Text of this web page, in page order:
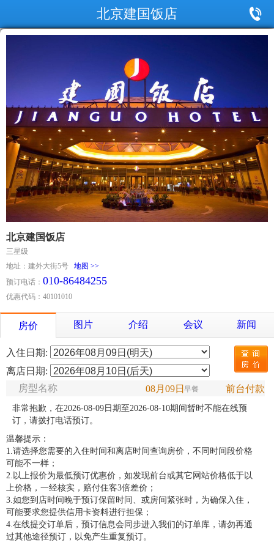
北京建国饭店
北京建国饭店
三星级
地址：建外大街5号 地图 >>
预订电话： 010-86484255
优惠代码：40101010
房价 图片 介绍 会议 新闻
入住日期:
离店日期:
08月09日早餐 前台付款
房型名称
非常抱歉，在2026-08-09日期至2026-08-10期间暂时不能在线预
订，请拨打电话预订。
温馨提示：
1.请选择您需要的入住时间和离店时间查询房价，不同时间段价格
可能不一样；
2.以上报价为最低预订优惠价，如发现前台或其它网站价格低于以
上价格，一经核实，赔付住客3倍差价；
3.如您到店时间晚于预订保留时间、或房间紧张时，为确保入住，
可能要求您提供信用卡资料进行担保；
4.在线提交订单后，预订信息会同步进入我们的订单库，请勿再通
过其他途径预订，以免产生重复预订。